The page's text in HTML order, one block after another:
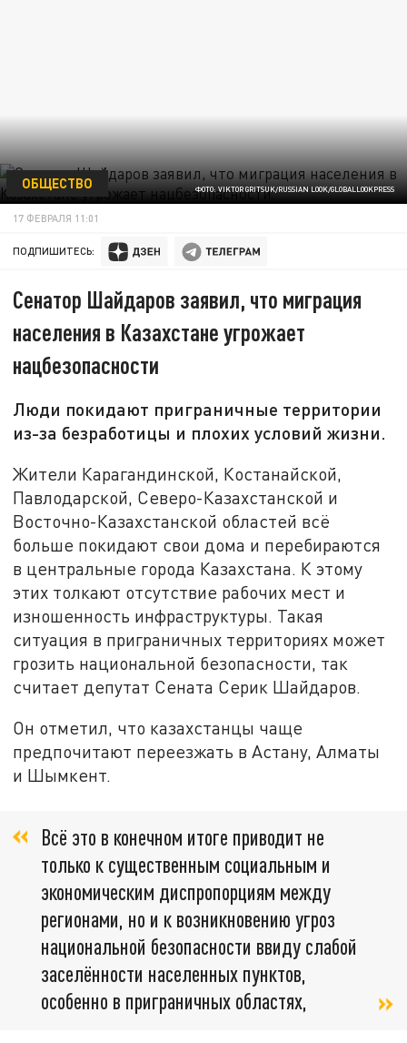
ФОТО: VIKTOR GRITSUK/RUSSIAN LOOK/GLOBALLOOKPRESS
ОБЩЕСТВО
17 ФЕВРАЛЯ 11:01
ПОДПИШИТЕСЬ:
Сенатор Шайдаров заявил, что миграция
населения в Казахстане угрожает
нацбезопасности
Люди покидают приграничные территории
из-за безработицы и плохих условий жизни.
Жители Карагандинской, Костанайской,
Павлодарской, Северо-Казахстанской и
Восточно-Казахстанской областей всё
больше покидают свои дома и перебираются
в центральные города Казахстана. К этому
этих толкают отсутствие рабочих мест и
изношенность инфраструктуры. Такая
ситуация в приграничных территориях может
грозить национальной безопасности, так
считает депутат Сената Серик Шайдаров.
Он отметил, что казахстанцы чаще
предпочитают переезжать в Астану, Алматы
и Шымкент.
Всё это в конечном итоге приводит не
только к существенным социальным и
экономическим диспропорциям между
регионами, но и к возникновению угроз
национальной безопасности ввиду слабой
заселённости населенных пунктов,
особенно в приграничных областях,